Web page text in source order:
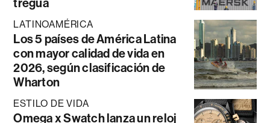
LATINOAMÉRICA
Los 5 países de América Latina
con mayor calidad de vida en
2026, según clasificación de
Wharton
ESTILO DE VIDA
Omega x Swatch lanza un reloj